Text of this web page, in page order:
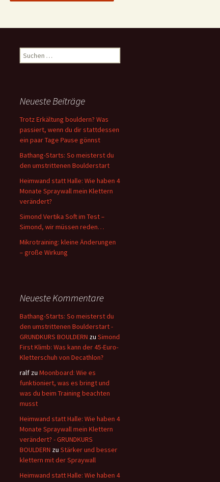
Suchen
nach:
Neueste Beiträge
Trotz Erkältung bouldern? Was
passiert, wenn du dir stattdessen
ein paar Tage Pause gönnst
Bathang-Starts: So meisterst du
den umstrittenen Boulderstart
Heimwand statt Halle: Wie haben 4
Monate Spraywall mein Klettern
verändert?
Simond Vertika Soft im Test –
Simond, wir müssen reden…
Mikrotraining: kleine Änderungen
– große Wirkung
Neueste Kommentare
Bathang-Starts: So meisterst du
den umstrittenen Boulderstart -
GRUNDKURS BOULDERN zu Simond
First Klimb: Was kann der 45-Euro-
Kletterschuh von Decathlon?
ralf zu Moonboard: Wie es
funktioniert, was es bringt und
was du beim Training beachten
musst
Heimwand statt Halle: Wie haben 4
Monate Spraywall mein Klettern
verändert? - GRUNDKURS
BOULDERN zu Stärker und besser
klettern mit der Spraywall
Heimwand statt Halle: Wie haben 4